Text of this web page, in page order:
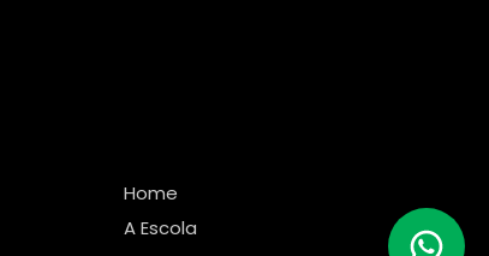
Home
A Escola